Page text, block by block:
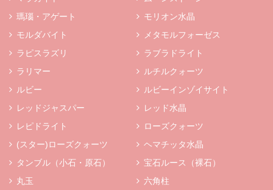
瑪瑙・アゲート
モリオン水晶
モルダバイト
メタモルフォーゼス
ラピスラズリ
ラブラドライト
ラリマー
ルチルクォーツ
ルビー
ルビーインゾイサイト
レッドジャスパー
レッド水晶
レピドライト
ローズクォーツ
(スター)ローズクォーツ
ヘマチッタ水晶
タンブル（小石・原石）
宝石ルース（裸石）
丸玉
六角柱